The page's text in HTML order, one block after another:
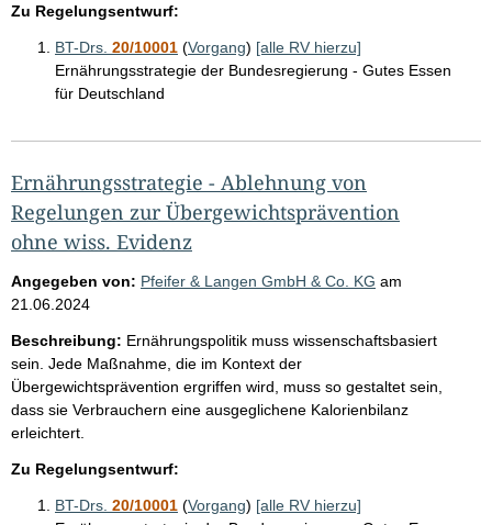
Zu Regelungsentwurf:
BT-Drs. 20/10001 (Vorgang) [alle RV hierzu]
Ernährungsstrategie der Bundesregierung - Gutes Essen
für Deutschland
Ernährungsstrategie - Ablehnung von
Regelungen zur Übergewichtsprävention
ohne wiss. Evidenz
Angegeben von: Pfeifer & Langen GmbH & Co. KG am
21.06.2024
Beschreibung: Ernährungspolitik muss wissenschaftsbasiert
sein. Jede Maßnahme, die im Kontext der
Übergewichtsprävention ergriffen wird, muss so gestaltet sein,
dass sie Verbrauchern eine ausgeglichene Kalorienbilanz
erleichtert.
Zu Regelungsentwurf:
BT-Drs. 20/10001 (Vorgang) [alle RV hierzu]